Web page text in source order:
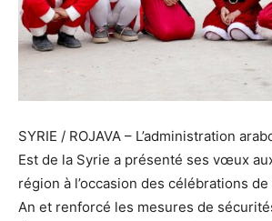
SYRIE / ROJAVA – L’administration
Est de la Syrie a présenté ses vœux
région à l’occasion des célébrations
An et renforcé les mesures de